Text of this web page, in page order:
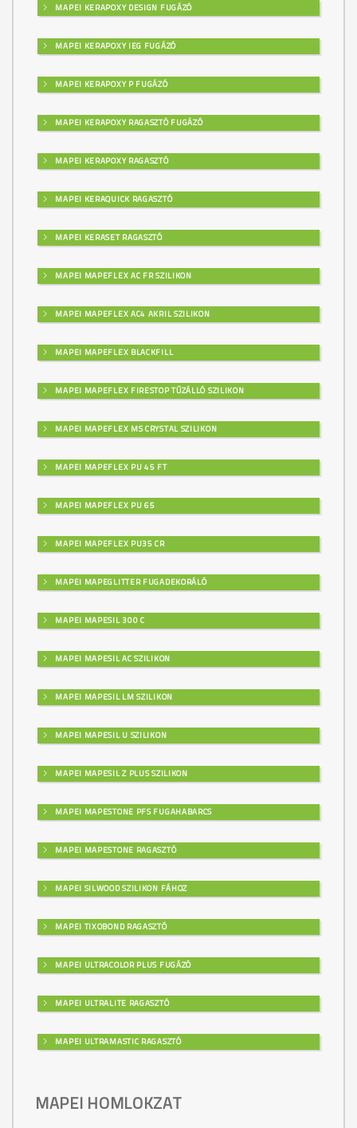
MAPEI KERAPOXY DESIGN FUGÁZÓ
MAPEI KERAPOXY IEG FUGÁZÓ
MAPEI KERAPOXY P FUGÁZÓ
MAPEI KERAPOXY RAGASZTÓ FUGÁZÓ
MAPEI KERAPOXY RAGASZTÓ
MAPEI KERAQUICK RAGASZTÓ
MAPEI KERASET RAGASZTÓ
MAPEI MAPEFLEX AC FR SZILIKON
MAPEI MAPEFLEX AC4 AKRIL SZILIKON
MAPEI MAPEFLEX BLACKFILL
MAPEI MAPEFLEX FIRESTOP TŰZÁLLÓ SZILIKON
MAPEI MAPEFLEX MS CRYSTAL SZILIKON
MAPEI MAPEFLEX PU 45 FT
MAPEI MAPEFLEX PU 65
MAPEI MAPEFLEX PU35 CR
MAPEI MAPEGLITTER FUGADEKORÁLÓ
MAPEI MAPESIL 300 C
MAPEI MAPESIL AC SZILIKON
MAPEI MAPESIL LM SZILIKON
MAPEI MAPESIL U SZILIKON
MAPEI MAPESIL Z PLUS SZILIKON
MAPEI MAPESTONE PFS FUGAHABARCS
MAPEI MAPESTONE RAGASZTÓ
MAPEI SILWOOD SZILIKON FÁHOZ
MAPEI TIXOBOND RAGASZTÓ
MAPEI ULTRACOLOR PLUS FUGÁZÓ
MAPEI ULTRALITE RAGASZTÓ
MAPEI ULTRAMASTIC RAGASZTÓ
MAPEI HOMLOKZAT